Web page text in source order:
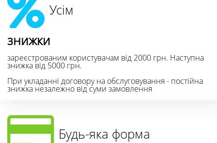
Усім
знижки
зареєстрованим користувачам від 2000 грн. Наступна
знижка від 5000 грн.
При укладанні договору на обслуговування - постійна
знижка незалежно від суми замовлення
Будь-яка форма